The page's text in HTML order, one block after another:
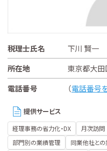
税理士氏名
下川 賢一
所在地
東京都大田
電話番号
（電話番号
提供サービス
経理事務の省力化・DX 月次訪問
部門別の業績管理
同業他社と